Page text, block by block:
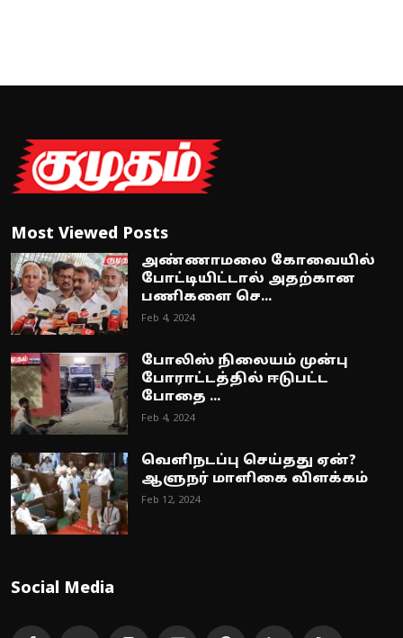
Most Viewed Posts
அண்ணாமலை கோவையில்
போட்டியிட்டால் அதற்கான
பணிகளை செ...
Feb 4, 2024
போலிஸ் நிலையம் முன்பு
போராட்டத்தில் ஈடுபட்ட
போதை ...
Feb 4, 2024
வெளிநடப்பு செய்தது ஏன்?
ஆளுநர் மாளிகை விளக்கம்
Feb 12, 2024
Social Media